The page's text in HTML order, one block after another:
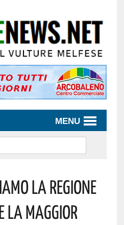
MENU
La Regione
La Maggior